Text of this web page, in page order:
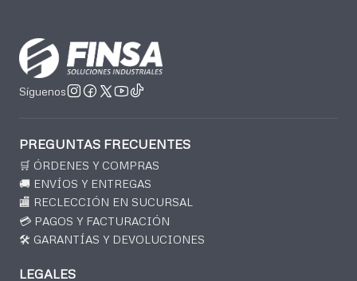
Síguenos
PREGUNTAS FRECUENTES
🛒 ÓRDENES Y COMPRAS
🚚 ENVÍOS Y ENTREGAS
🏬 RECLECCIÓN EN SUCURSAL
💳 PAGOS Y FACTURACIÓN
🛠️ GARANTÍAS Y DEVOLUCIONES
LEGALES